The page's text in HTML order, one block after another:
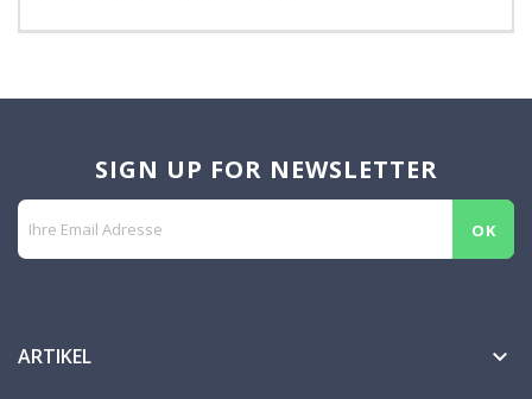
SIGN UP FOR NEWSLETTER
ARTIKEL 